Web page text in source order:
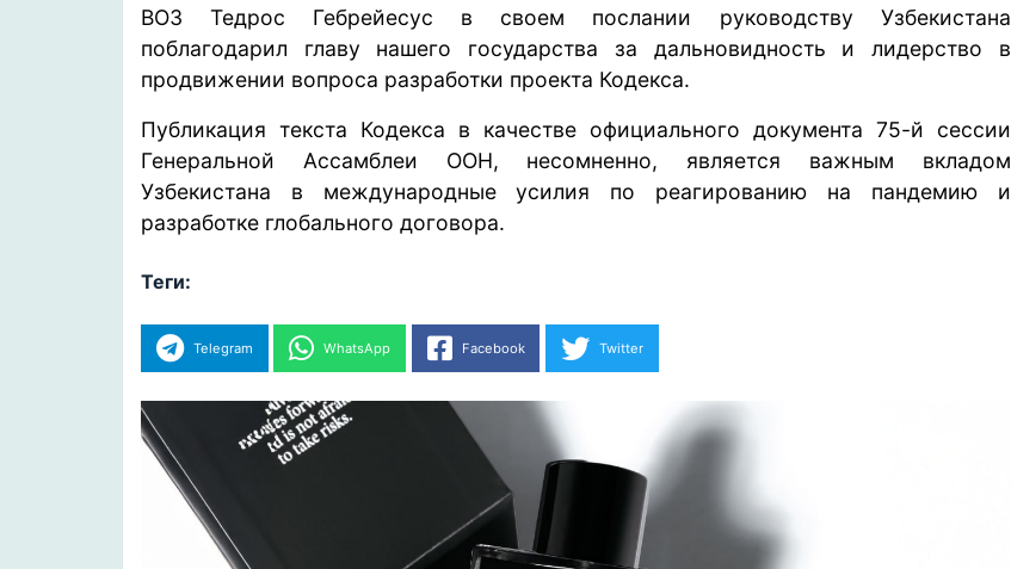
ВОЗ Тедрос Гебрейесус в своем послании руководству Узбекистана
поблагодарил главу нашего государства за дальновидность и лидерство в
продвижении вопроса разработки проекта Кодекса.
Публикация текста Кодекса в качестве официального документа 75-й сессии
Генеральной Ассамблеи ООН, несомненно, является важным вкладом
Узбекистана в международные усилия по реагированию на пандемию и
разработке глобального договора.
Теги:
Telegram WhatsApp Facebook Twitter